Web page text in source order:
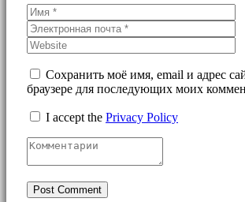
Сохранить моё имя, email и адрес
браузере для последующих моих
I accept the Privacy Policy